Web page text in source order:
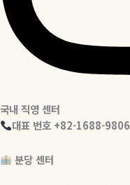
국내 직영 센터
대표 번호 +82-1688-9806
분당 센터